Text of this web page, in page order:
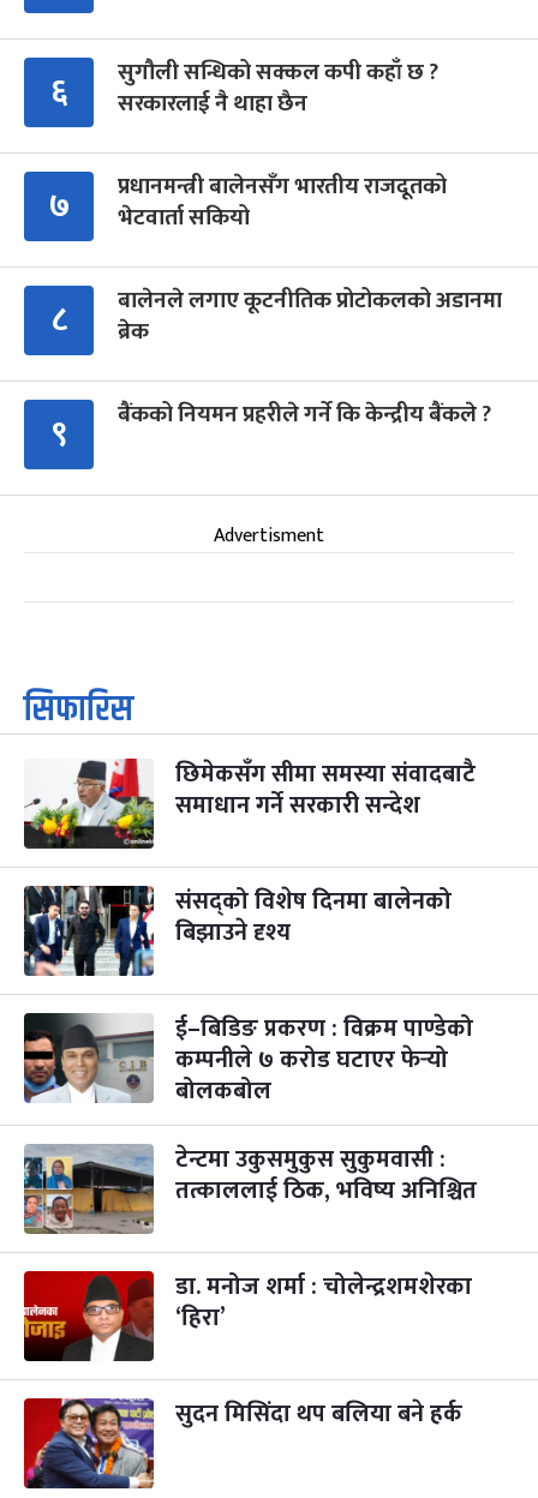
६
सुगौली सन्धिको सक्कल कपी कहाँ छ ?
सरकारलाई नै थाहा छैन
७
प्रधानमन्त्री बालेनसँग भारतीय राजदूतको
भेटवार्ता सकियो
८
बालेनले लगाए कूटनीतिक प्रोटोकलको अडानमा
ब्रेक
९ बैंकको नियमन प्रहरीले गर्ने कि केन्द्रीय बैंकले ?
Advertisment
सिफारिस
छिमेकसँग सीमा समस्या संवादबाटै
समाधान गर्ने सरकारी सन्देश
संसद्को विशेष दिनमा बालेनको
बिझाउने दृश्य
ई–बिडिङ प्रकरण : विक्रम पाण्डेको
कम्पनीले ७ करोड घटाएर फेर्‍यो
बोलकबोल
टेन्टमा उकुसमुकुस सुकुमवासी :
तत्काललाई ठिक, भविष्य अनिश्चित
डा. मनोज शर्मा : चोलेन्द्रशमशेरका
‘हिरा’
सुदन मिसिंदा थप बलिया बने हर्क